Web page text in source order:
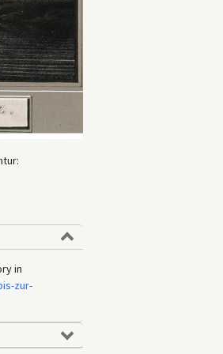
in
zur-